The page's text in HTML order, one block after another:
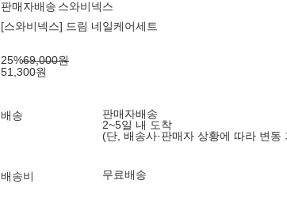
판매자배송 스와비넥스
[스와비넥스] 드림 네일케어세트
25%69,000원
51,300원
배송
판매자배송
2~5일 내 도착
(단, 배송사·판매자 상황에 따라 변동
배송비 무료배송